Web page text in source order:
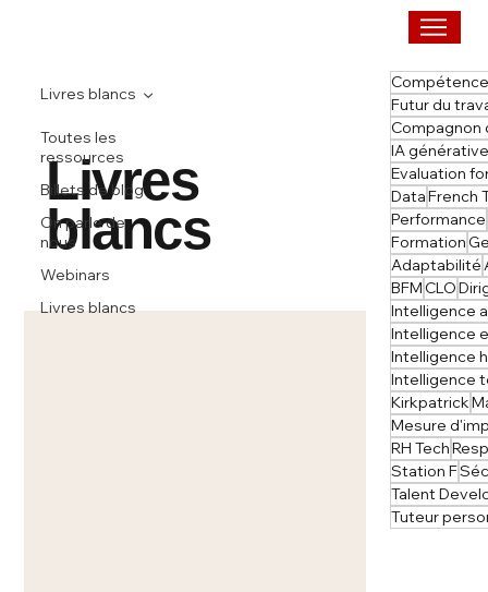
Toutes les
ressources
Billets de blog
On parle de
nous
Webinars
Livres blancs
Livres blancs
Livres
blancs
Futur du
IA
Evaluation
DataFrench
Performance
Formation
Adaptabilité
BFM CLO
Intelligence
Intelligence
Intelligence
Intelligence
Kirkpatrick
Mesure
RH Tech
Station F
Talent
Tuteur